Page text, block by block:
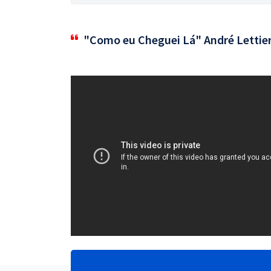
"Como eu Cheguei Lá" André